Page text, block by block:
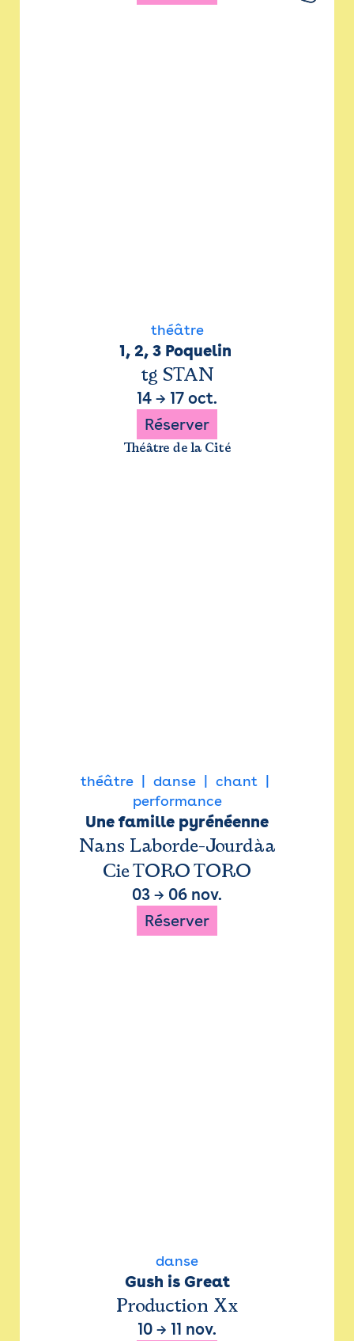
théâtre
1, 2, 3 Poquelin
tg STAN
14 → 17 oct.
Réserver
Théâtre de la Cité
théâtre danse
chant
performance
Une famille pyrénéenne
Nans Laborde-Jourdàa
Cie TORO TORO
03 → 06 nov.
Réserver
danse
Gush is Great
Production Xx
10 → 11 nov.